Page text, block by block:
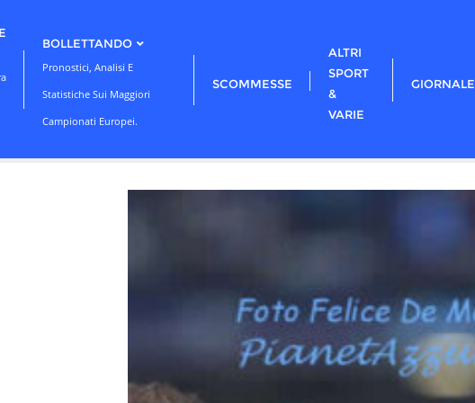
BOLLETTANDO
Pronostici, Analisi E
Statistiche Sui Maggiori
Campionati Europei.
SCOMMESSE
ALTRI
SPORT
&
VARIE
GIORNALE